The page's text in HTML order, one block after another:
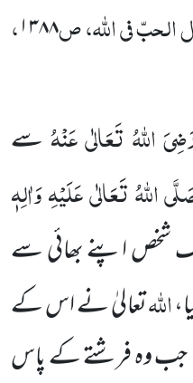
الحبّ فی اللّٰہ، ص۱۳۸۸،
اللّٰہُ تَعَالٰی عَنْہُسے
اللّٰہُ تَعَالٰی عَلَیْہِ وَاٰلِہٖ
شخص اپنے بھائی سے
اللّٰہتعالیٰ نے اس کے
جب وہفرشتے کے پاس